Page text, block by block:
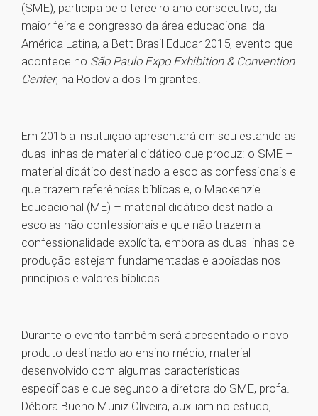
(SME), participa pelo terceiro ano consecutivo, da
maior feira e congresso da área educacional da
América Latina, a Bett Brasil Educar 2015, evento que
acontece no São Paulo Expo Exhibition & Convention
Center, na Rodovia dos Imigrantes.
Em 2015 a instituição apresentará em seu estande as
duas linhas de material didático que produz: o SME –
material didático destinado a escolas confessionais e
que trazem referências bíblicas e, o Mackenzie
Educacional (ME) – material didático destinado a
escolas não confessionais e que não trazem a
confessionalidade explícita, embora as duas linhas de
produção estejam fundamentadas e apoiadas nos
princípios e valores bíblicos.
Durante o evento também será apresentado o novo
produto destinado ao ensino médio, material
desenvolvido com algumas características
especificas e que segundo a diretora do SME, profa.
Débora Bueno Muniz Oliveira, auxiliam no estudo,